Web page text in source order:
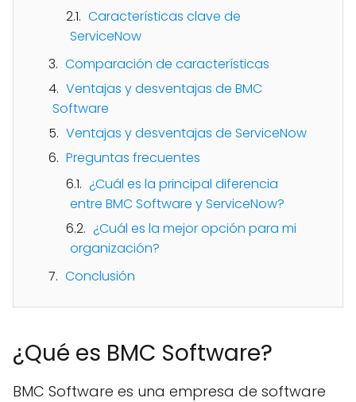
Características clave de
ServiceNow
Comparación de características
Ventajas y desventajas de BMC
Software
Ventajas y desventajas de ServiceNow
Preguntas frecuentes
¿Cuál es la principal diferencia
entre BMC Software y ServiceNow?
¿Cuál es la mejor opción para mi
organización?
Conclusión
¿Qué es BMC Software?
BMC Software es una empresa de software